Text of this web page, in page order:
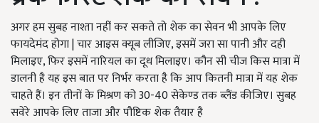
अगर हम सुबह नाश्ता नहीं कर सकते तो शेक का सेवन भी आपके लिए
फायदेमंद होगा | चार आइस क्यूब लीजिए, इसमें जरा सा पानी और दही
मिलाइए, फिर इसमें नारियल का दूध मिलाइए। कौन सी चीज किस मात्रा में
डालनी है यह इस बात पर निर्भर करता है कि आप कितनी मात्रा में यह शेक
चाहते हैं। इन तीनों के मिश्रण को 30-40 सेकेण्ड तक ब्लैंड कीजिए। सुबह
सवेरे आपके लिए ताजा और पौष्टिक शेक तैयार है